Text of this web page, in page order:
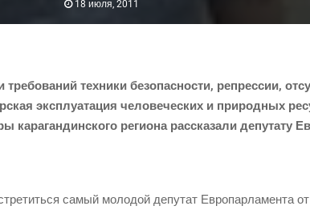
18 июля, 2011
тех­ни­ки без­опас­но­сти, репрес­сии,
экс­плу­а­та­ция чело­ве­че­ских и при­род­ных
реги­о­на рас­ска­за­ли депу­та­ту
самый моло­дой депу­тат Евро­пар­ла­мен­та